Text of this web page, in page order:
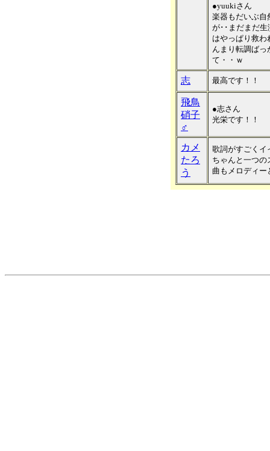
●yuukiさん
楽器もだいぶ自
が･･まだまだ
はやっぱり救わ
んまり転調ば
て・・ｗ
志 最高です！！
飛鳥
硝子
♂
●志さん
光栄です！！
カメ
たろ
う
歌詞がすごくイ
ちゃんと一つの
曲もメロディー